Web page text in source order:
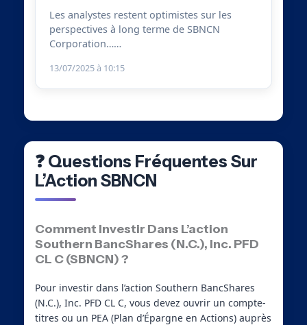
Les analystes restent optimistes sur les
perspectives à long terme de SBNCN
Corporation……
13/07/2025 à 10:15
❓ Questions Fréquentes Sur
L’Action SBNCN
Comment Investir Dans L’action
Southern BancShares (N.C.), Inc. PFD
CL C (SBNCN) ?
Pour investir dans l’action Southern BancShares
(N.C.), Inc. PFD CL C, vous devez ouvrir un compte-
titres ou un PEA (Plan d’Épargne en Actions) auprès